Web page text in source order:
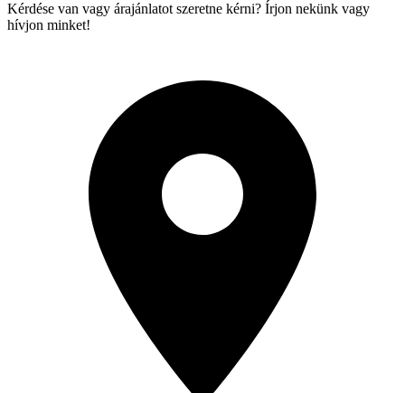
Kérdése van vagy árajánlatot szeretne kérni? Írjon nekünk vagy
hívjon minket!